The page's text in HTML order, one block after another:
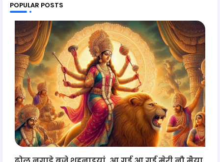
POPULAR POSTS